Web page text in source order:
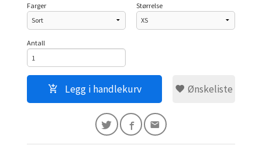
Farger Størrelse
Antall
Legg i handlekurv Ønskeliste